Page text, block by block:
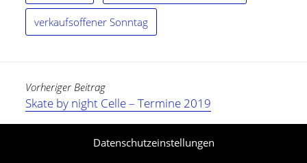
Datenschutzeinstellungen
verkaufsoffener Sonntag
Vorheriger Beitrag
Skate by night Celle – Termine 2019
Nächster Beitrag
Skate by night Einbeck – Termin 2019